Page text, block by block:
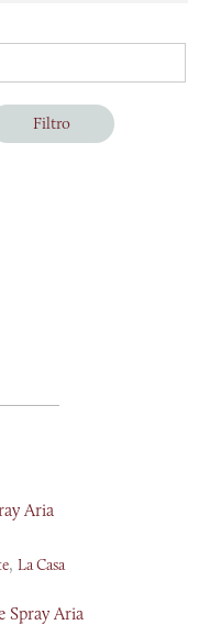
Filtro
, La Casa
Spray Aria